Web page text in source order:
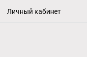
Личный кабинет